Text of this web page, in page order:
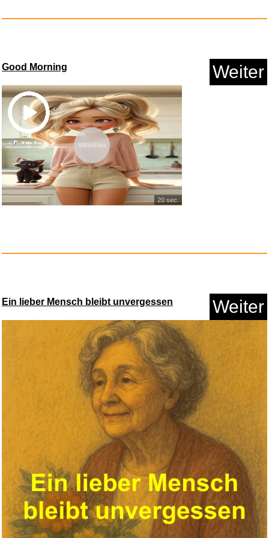
adidas Unisex Tiro Gymsack
Sho...
211/und der Jadekönig...
Anzeige
Good Morning Weiter
Vorschau
20 sec.
Ein lieber Mensch bleibt unvergessen Weiter